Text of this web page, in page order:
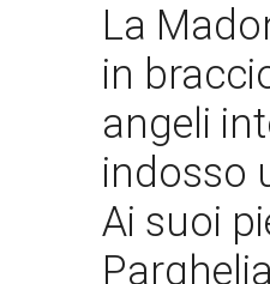
La
in
angeli
indosso
Ai suoi